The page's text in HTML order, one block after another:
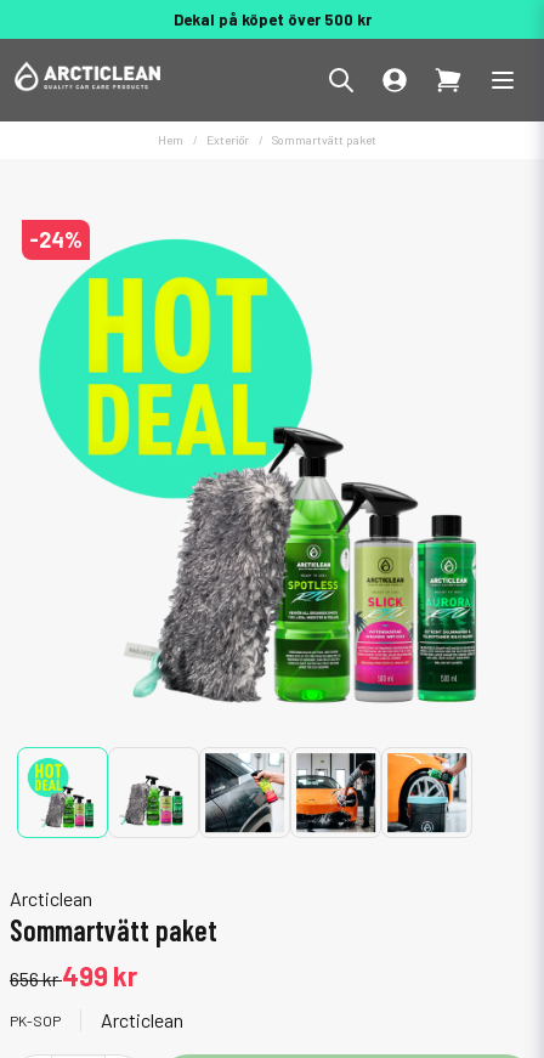
Dekal på köpet över 500 kr
Hem Exteriör Sommartvätt paket
-24%
Arcticlean
Sommartvätt paket
656 kr499 kr
PK-SOP Arcticlean